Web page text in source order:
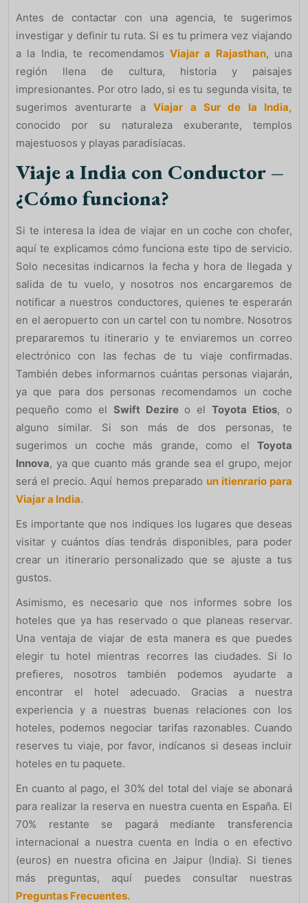
Antes de contactar con una agencia, te sugerimos
investigar y definir tu ruta. Si es tu primera vez viajando
a la India, te recomendamos Viajar a Rajasthan, una
región llena de cultura, historia y paisajes
impresionantes. Por otro lado, si es tu segunda visita, te
sugerimos aventurarte aViajar a Sur de la India,
conocido por su naturaleza exuberante, templos
majestuosos y playas paradisíacas.
Viaje a India con Conductor –
¿Cómo funciona?
Si te interesa la idea de viajar en un coche con chofer,
aquí te explicamos cómo funciona este tipo de servicio.
Solo necesitas indicarnos la fecha y hora de llegada y
salida de tu vuelo, y nosotros nos encargaremos de
notificar a nuestros conductores, quienes te esperarán
en el aeropuerto con un cartel con tu nombre. Nosotros
prepararemos tu itinerario y te enviaremos un correo
electrónico con las fechas de tu viaje confirmadas.
También debes informarnos cuántas personas viajarán,
ya que para dos personas recomendamos un coche
pequeño como el Swift Dezireo elToyota Etios, o
alguno similar. Si son más de dos personas, te
sugerimos un coche más grande, como el Toyota
Innova, ya que cuanto más grande sea el grupo, mejor
será el precio. Aquí hemos preparado un itienrario para
Viajar a India.
Es importante que nos indiques los lugares que deseas
visitar y cuántos días tendrás disponibles, para poder
crear un itinerario personalizado que se ajuste a tus
gustos.
Asimismo, es necesario que nos informes sobre los
hoteles que ya has reservado o que planeas reservar.
Una ventaja de viajar de esta manera es que puedes
elegir tu hotel mientras recorres las ciudades. Si lo
prefieres, nosotros también podemos ayudarte a
encontrar el hotel adecuado. Gracias a nuestra
experiencia y a nuestras buenas relaciones con los
hoteles, podemos negociar tarifas razonables. Cuando
reserves tu viaje, por favor, indícanos si deseas incluir
hoteles en tu paquete.
En cuanto al pago, el 30% del total del viaje se abonará
para realizar la reserva en nuestra cuenta en España. El
70% restante se pagará mediante transferencia
internacional a nuestra cuenta en India o en efectivo
(euros) en nuestra oficina en Jaipur (India). Si tienes
más preguntas, aquí puedes consultar nuestras
Preguntas Frecuentes.